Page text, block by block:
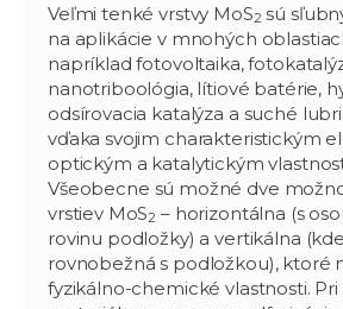
Veľmi tenké vrstvy MoS2 sú
na aplikácie v mnohých
napríklad fotovoltaika,
nanotriboológia, lítiové batérie,
odsírovacia katalýza a suché
vďaka svojim charakteristickým
optickým a katalytickým
Všeobecne sú možné dve
vrstiev MoS2 – horizontálna (s
rovinu podložky) a vertikálna
rovnobežná s podložkou), ktoré
fyzikálno-chemické vlastnosti.